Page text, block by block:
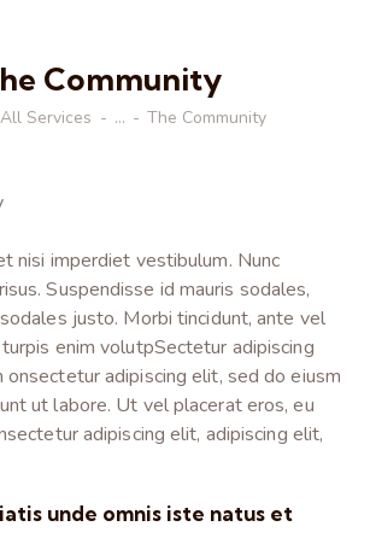
Community
All Services ... The Community
nisi imperdiet vestibulum. Nunc
Suspendisse id mauris sodales,
justo. Morbi tincidunt, ante vel
enim volutpSectetur adipiscing
adipiscing elit, sed do eiusm
ut labore. Ut vel placerat eros, eu
adipiscing elit, adipiscing elit,
unde omnis iste natus et